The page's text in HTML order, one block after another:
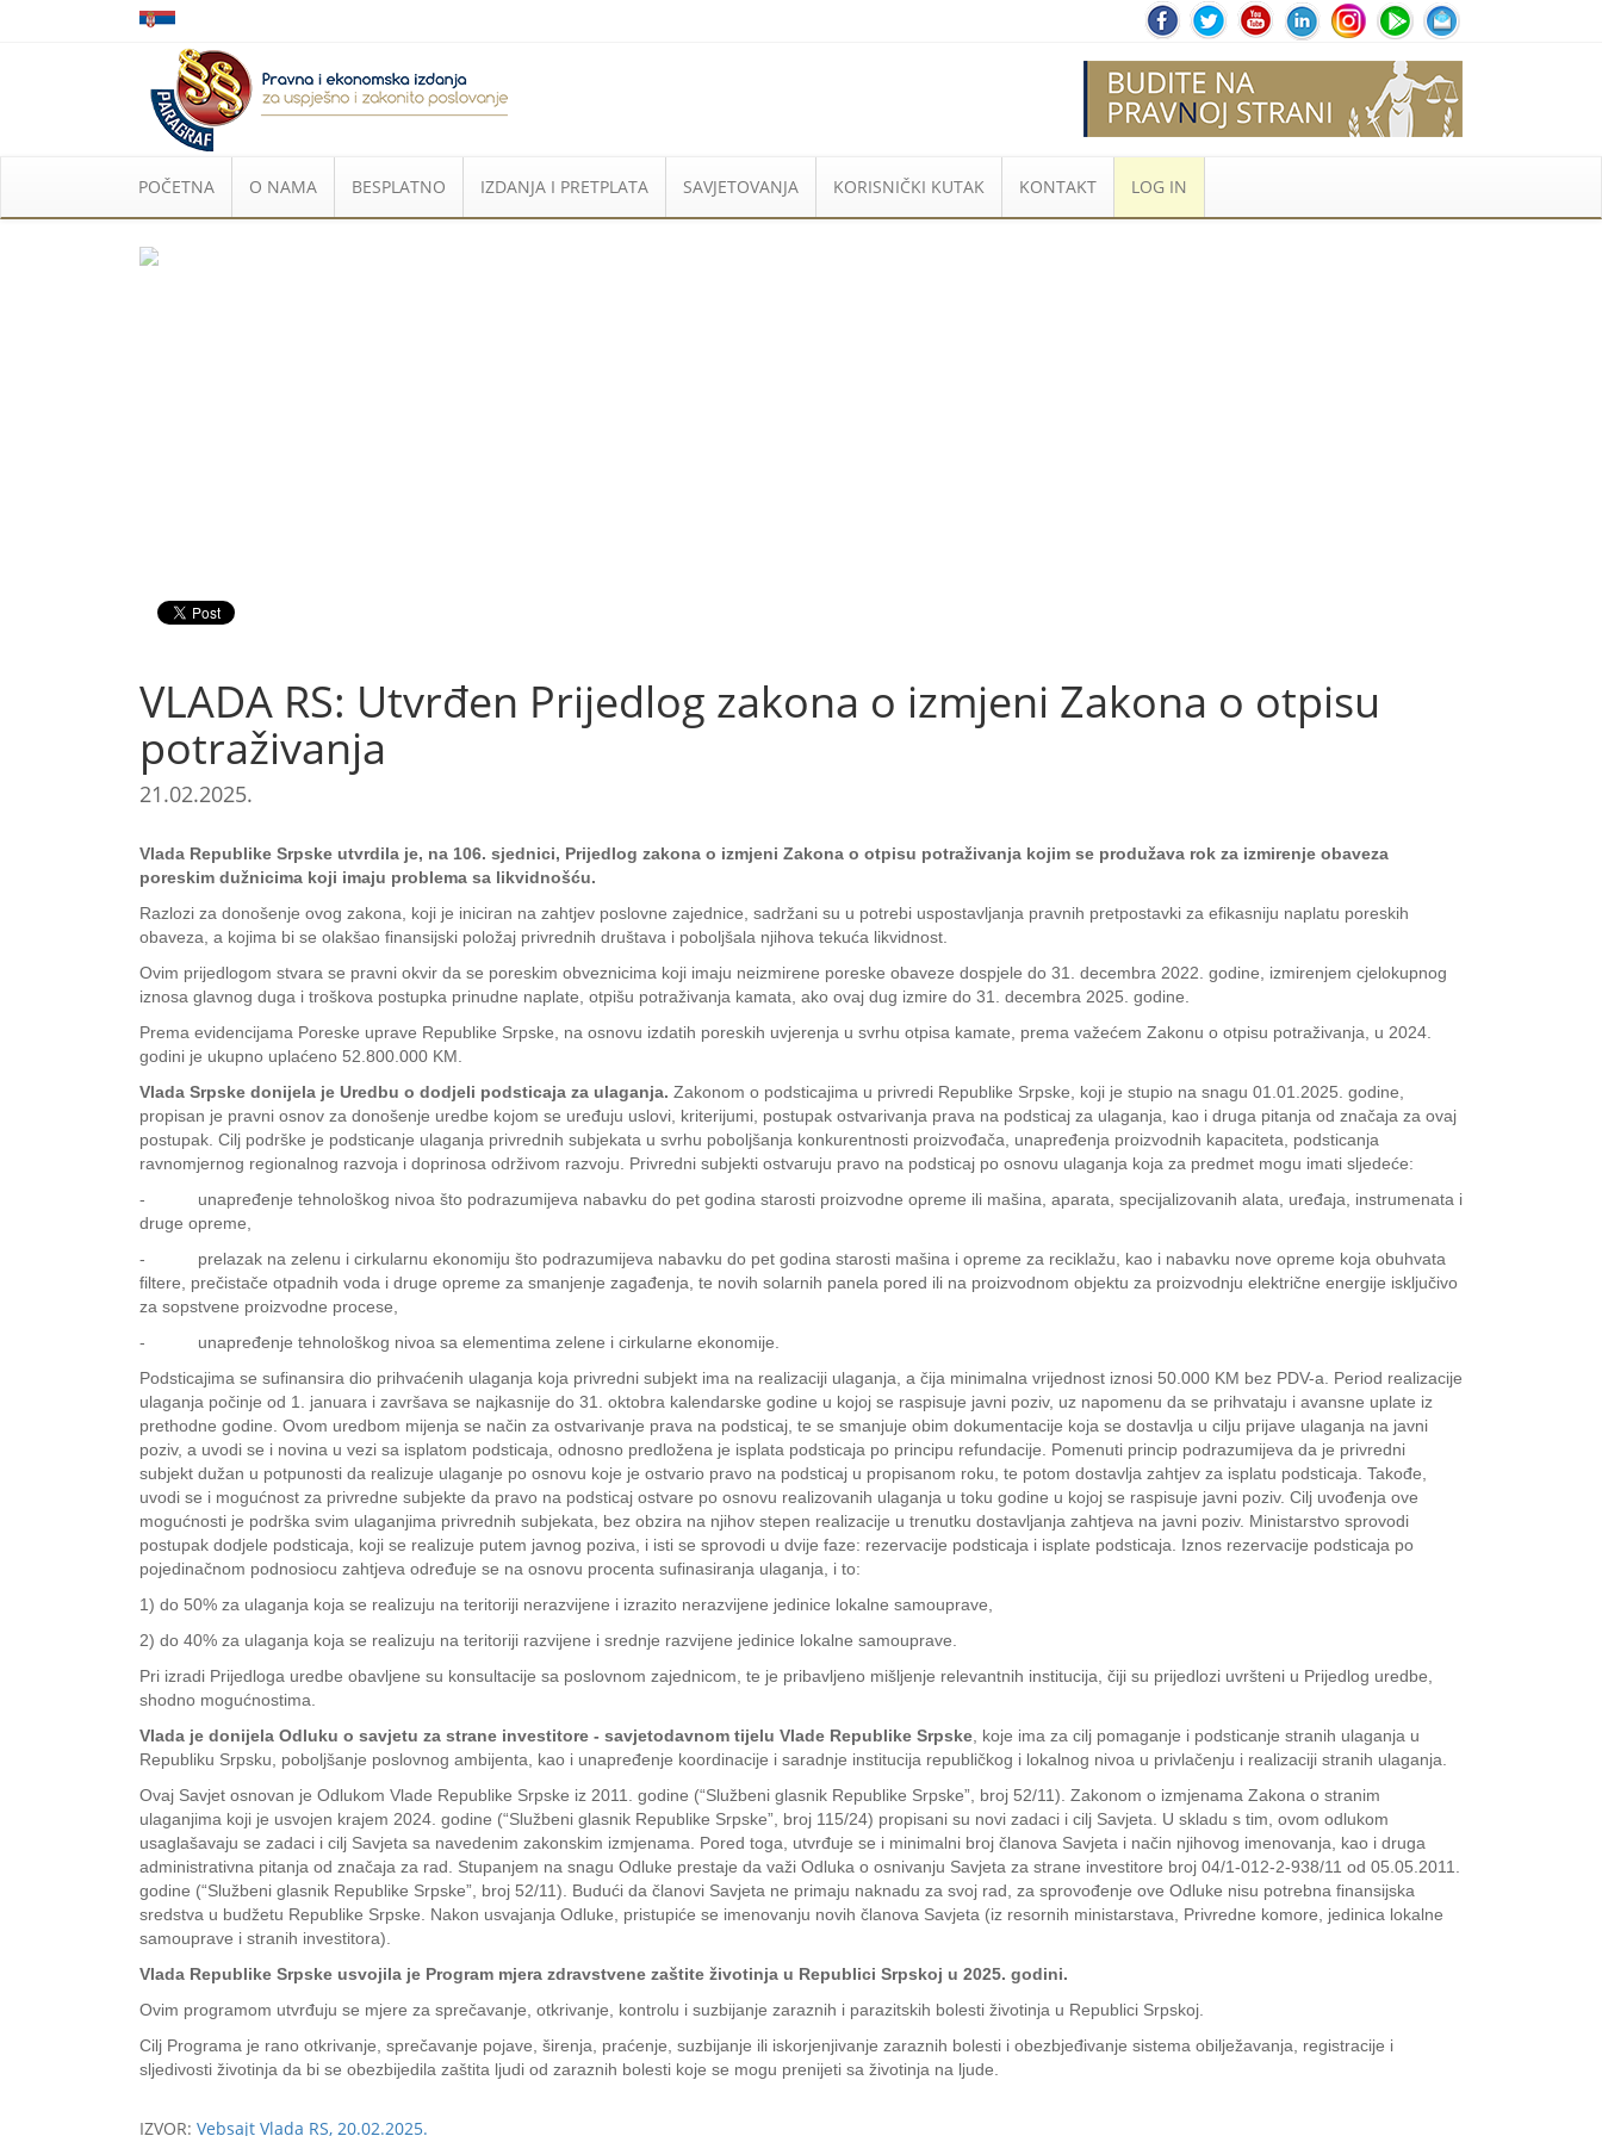
POČETNA O NAMA BESPLATNO IZDANJA I PRETPLATA SAVJETOVANJA KORISNIČKI KUTAK KONTAKT LOG IN
VLADA RS: Utvrđen Prijedlog zakona o izmjeni Zakona o otpisu
potraživanja
21.02.2025.
Vlada Republike Srpske utvrdila je, na 106. sjednici, Prijedlog zakona o izmjeni Zakona o otpisu potraživanja kojim se produžava rok za izmirenje obaveza
poreskim dužnicima koji imaju problema sa likvidnošću.
Razlozi za donošenje ovog zakona, koji je iniciran na zahtjev poslovne zajednice, sadržani su u potrebi uspostavljanja pravnih pretpostavki za efikasniju naplatu poreskih
obaveza, a kojima bi se olakšao finansijski položaj privrednih društava i poboljšala njihova tekuća likvidnost.
Ovim prijedlogom stvara se pravni okvir da se poreskim obveznicima koji imaju neizmirene poreske obaveze dospjele do 31. decembra 2022. godine, izmirenjem cjelokupnog
iznosa glavnog duga i troškova postupka prinudne naplate, otpišu potraživanja kamata, ako ovaj dug izmire do 31. decembra 2025. godine.
Prema evidencijama Poreske uprave Republike Srpske, na osnovu izdatih poreskih uvjerenja u svrhu otpisa kamate, prema važećem Zakonu o otpisu potraživanja, u 2024.
godini je ukupno uplaćeno 52.800.000 KM.
Vlada Srpske donijela je Uredbu o dodjeli podsticaja za ulaganja. Zakonom o podsticajima u privredi Republike Srpske, koji je stupio na snagu 01.01.2025. godine,
propisan je pravni osnov za donošenje uredbe kojom se uređuju uslovi, kriterijumi, postupak ostvarivanja prava na podsticaj za ulaganja, kao i druga pitanja od značaja za ovaj
postupak. Cilj podrške je podsticanje ulaganja privrednih subjekata u svrhu poboljšanja konkurentnosti proizvođača, unapređenja proizvodnih kapaciteta, podsticanja
ravnomjernog regionalnog razvoja i doprinosa održivom razvoju. Privredni subjekti ostvaruju pravo na podsticaj po osnovu ulaganja koja za predmet mogu imati sljedeće:
- unapređenje tehnološkog nivoa što podrazumijeva nabavku do pet godina starosti proizvodne opreme ili mašina, aparata, specijalizovanih alata, uređaja, instrumenata i
druge opreme,
- prelazak na zelenu i cirkularnu ekonomiju što podrazumijeva nabavku do pet godina starosti mašina i opreme za reciklažu, kao i nabavku nove opreme koja obuhvata
filtere, prečistače otpadnih voda i druge opreme za smanjenje zagađenja, te novih solarnih panela pored ili na proizvodnom objektu za proizvodnju električne energije isključivo
za sopstvene proizvodne procese,
- unapređenje tehnološkog nivoa sa elementima zelene i cirkularne ekonomije.
Podsticajima se sufinansira dio prihvaćenih ulaganja koja privredni subjekt ima na realizaciji ulaganja, a čija minimalna vrijednost iznosi 50.000 KM bez PDV-a. Period realizacije
ulaganja počinje od 1. januara i završava se najkasnije do 31. oktobra kalendarske godine u kojoj se raspisuje javni poziv, uz napomenu da se prihvataju i avansne uplate iz
prethodne godine. Ovom uredbom mijenja se način za ostvarivanje prava na podsticaj, te se smanjuje obim dokumentacije koja se dostavlja u cilju prijave ulaganja na javni
poziv, a uvodi se i novina u vezi sa isplatom podsticaja, odnosno predložena je isplata podsticaja po principu refundacije. Pomenuti princip podrazumijeva da je privredni
subjekt dužan u potpunosti da realizuje ulaganje po osnovu koje je ostvario pravo na podsticaj u propisanom roku, te potom dostavlja zahtjev za isplatu podsticaja. Takođe,
uvodi se i mogućnost za privredne subjekte da pravo na podsticaj ostvare po osnovu realizovanih ulaganja u toku godine u kojoj se raspisuje javni poziv. Cilj uvođenja ove
mogućnosti je podrška svim ulaganjima privrednih subjekata, bez obzira na njihov stepen realizacije u trenutku dostavljanja zahtjeva na javni poziv. Ministarstvo sprovodi
postupak dodjele podsticaja, koji se realizuje putem javnog poziva, i isti se sprovodi u dvije faze: rezervacije podsticaja i isplate podsticaja. Iznos rezervacije podsticaja po
pojedinačnom podnosiocu zahtjeva određuje se na osnovu procenta sufinasiranja ulaganja, i to:
1) do 50% za ulaganja koja se realizuju na teritoriji nerazvijene i izrazito nerazvijene jedinice lokalne samouprave,
2) do 40% za ulaganja koja se realizuju na teritoriji razvijene i srednje razvijene jedinice lokalne samouprave.
Pri izradi Prijedloga uredbe obavljene su konsultacije sa poslovnom zajednicom, te je pribavljeno mišljenje relevantnih institucija, čiji su prijedlozi uvršteni u Prijedlog uredbe,
shodno mogućnostima.
Vlada je donijela Odluku o savjetu za strane investitore - savjetodavnom tijelu Vlade Republike Srpske , koje ima za cilj pomaganje i podsticanje stranih ulaganja u
Republiku Srpsku, poboljšanje poslovnog ambijenta, kao i unapređenje koordinacije i saradnje institucija republičkog i lokalnog nivoa u privlačenju i realizaciji stranih ulaganja.
Ovaj Savjet osnovan je Odlukom Vlade Republike Srpske iz 2011. godine (“Službeni glasnik Republike Srpske”, broj 52/11). Zakonom o izmjenama Zakona o stranim
ulaganjima koji je usvojen krajem 2024. godine (“Službeni glasnik Republike Srpske”, broj 115/24) propisani su novi zadaci i cilj Savjeta. U skladu s tim, ovom odlukom
usaglašavaju se zadaci i cilj Savjeta sa navedenim zakonskim izmjenama. Pored toga, utvrđuje se i minimalni broj članova Savjeta i način njihovog imenovanja, kao i druga
administrativna pitanja od značaja za rad. Stupanjem na snagu Odluke prestaje da važi Odluka o osnivanju Savjeta za strane investitore broj 04/1-012-2-938/11 od 05.05.2011.
godine (“Službeni glasnik Republike Srpske”, broj 52/11). Budući da članovi Savjeta ne primaju naknadu za svoj rad, za sprovođenje ove Odluke nisu potrebna finansijska
sredstva u budžetu Republike Srpske. Nakon usvajanja Odluke, pristupiće se imenovanju novih članova Savjeta (iz resornih ministarstava, Privredne komore, jedinica lokalne
samouprave i stranih investitora).
Vlada Republike Srpske usvojila je Program mjera zdravstvene zaštite životinja u Republici Srpskoj u 2025. godini.
Ovim programom utvrđuju se mjere za sprečavanje, otkrivanje, kontrolu i suzbijanje zaraznih i parazitskih bolesti životinja u Republici Srpskoj.
Cilj Programa je rano otkrivanje, sprečavanje pojave, širenja, praćenje, suzbijanje ili iskorjenjivanje zaraznih bolesti i obezbjeđivanje sistema obilježavanja, registracije i
sljedivosti životinja da bi se obezbijedila zaštita ljudi od zaraznih bolesti koje se mogu prenijeti sa životinja na ljude.
IZVOR: Vebsajt Vlada RS, 20.02.2025.